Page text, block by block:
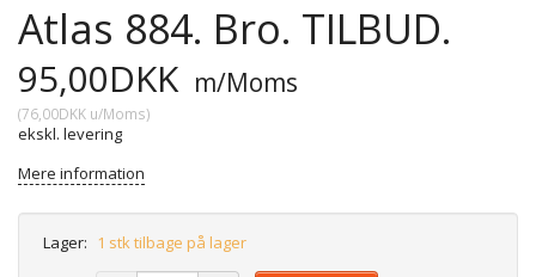
Atlas 884. Bro. TILBUD.
95,00DKK m/Moms
(76,00DKK u/Moms)
ekskl. levering
Mere information
Lager: 1 stk tilbage på lager